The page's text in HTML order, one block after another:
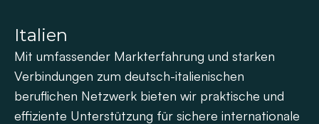
Italien
Mit umfassender Markterfahrung und starken
Verbindungen zum deutsch-italienischen
beruflichen Netzwerk bieten wir praktische und
effiziente Unterstützung für sichere internationale